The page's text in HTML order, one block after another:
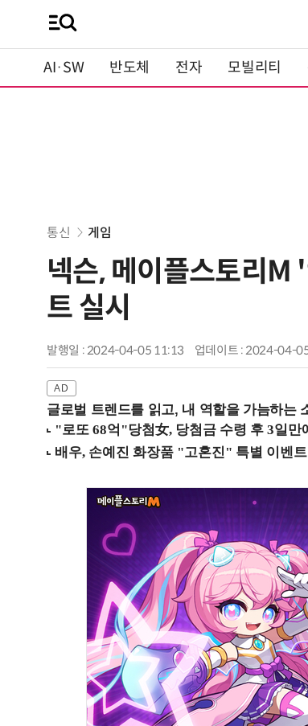
AI·SW 반도체 전자 모빌리티
통신 게임
넥슨, 메이플스토리M
트 실시
발행일 : 2024-04-05 11:13 업데이트 : 2024-04-
글로벌 트렌드를 읽고, 내 역할을 가늠하는